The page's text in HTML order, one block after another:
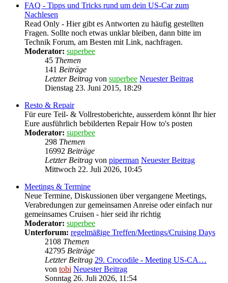
FAQ - Tipps und Tricks rund um dein US-Car zum
Nachlesen
Read Only - Hier gibt es Antworten zu häufig gestellten
Fragen. Sollte noch etwas unklar bleiben, dann bitte im
Technik Forum, am Besten mit Link, nachfragen.
Moderator: superbee
45 Themen
141 Beiträge
Letzter Beitrag von superbee Neuester Beitrag
Dienstag 23. Juni 2015, 18:29
Resto & Repair
Für eure Teil- & Vollrestoberichte, ausserdem könnt Ihr hier
Eure ausführlich bebilderten Repair How to's posten
Moderator: superbee
298 Themen
16992 Beiträge
Letzter Beitrag von piperman Neuester Beitrag
Mittwoch 22. Juli 2026, 10:45
Meetings & Termine
Neue Termine, Diskussionen über vergangene Meetings,
Verabredungen zur gemeinsamen Anreise oder einfach nur
gemeinsames Cruisen - hier seid ihr richtig
Moderator: superbee
Unterforum: regelmäßige Treffen/Meetings/Cruising Days
2108 Themen
42795 Beiträge
Letzter Beitrag 29. Crocodile - Meeting US-CA…
von tobi Neuester Beitrag
Sonntag 26. Juli 2026, 11:54